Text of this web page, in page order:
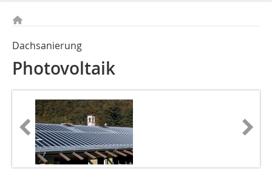
Dachsanierung
Photovoltaik